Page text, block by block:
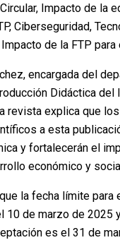
Impacto de la
Ciberseguridad,
de la FTP para
encargada del
Didáctica del
revista explica que
a esta
y fortalecerán el
económico y
la fecha límite para
10 de marzo de 2025
es el 31 de